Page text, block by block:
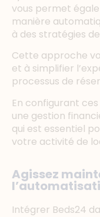
vous permet
manière
à des stratégies
Cette approche
et à simplifier
processus de
En configurant
une gestion
qui est essentiel
votre activité de
Agissez
Intégrer Beds24